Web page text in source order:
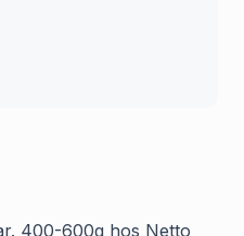
400-600g hos Netto